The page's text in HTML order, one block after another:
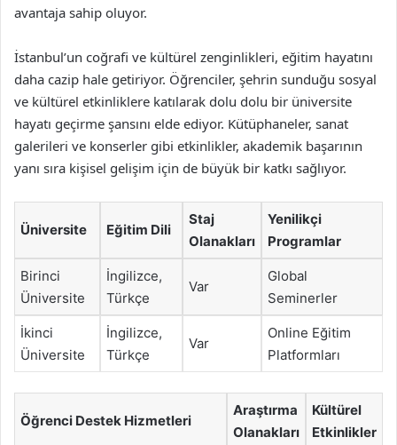
avantaja sahip oluyor.
İstanbul’un coğrafi ve kültürel zenginlikleri, eğitim hayatını
daha cazip hale getiriyor. Öğrenciler, şehrin sunduğu sosyal
ve kültürel etkinliklere katılarak dolu dolu bir üniversite
hayatı geçirme şansını elde ediyor. Kütüphaneler, sanat
galerileri ve konserler gibi etkinlikler, akademik başarının
yanı sıra kişisel gelişim için de büyük bir katkı sağlıyor.
Üniversite Eğitim Dili
Staj
Olanakları
Yenilikçi
Programlar
Birinci
Üniversite
İngilizce,
Türkçe
Var
Global
Seminerler
İkinci
Üniversite
İngilizce,
Türkçe
Var
Online Eğitim
Platformları
Öğrenci Destek Hizmetleri
Araştırma
Olanakları
Kültürel
Etkinlikler